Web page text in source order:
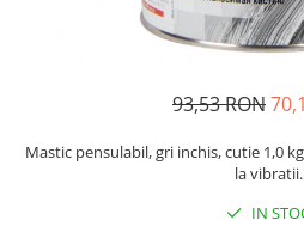
93,53 RON
Mastic pensulabil, gri inchis, cutie 1,0
la vibratii.
IN